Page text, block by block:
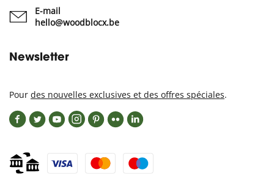
E-mail
hello@woodblocx.be
Newsletter
Pour des nouvelles exclusives et des offres spéciales.